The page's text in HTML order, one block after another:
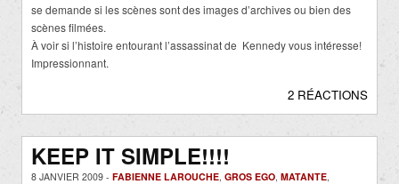
se demande si les scènes sont des images d’archives ou bien des
scènes filmées.
À voir si l’histoire entourant l’assassinat de Kennedy vous intéresse!
Impressionnant.
2 RÉACTIONS
KEEP IT SIMPLE!!!!
8 JANVIER 2009 - FABIENNE LAROUCHE GROS EGO MATANTE